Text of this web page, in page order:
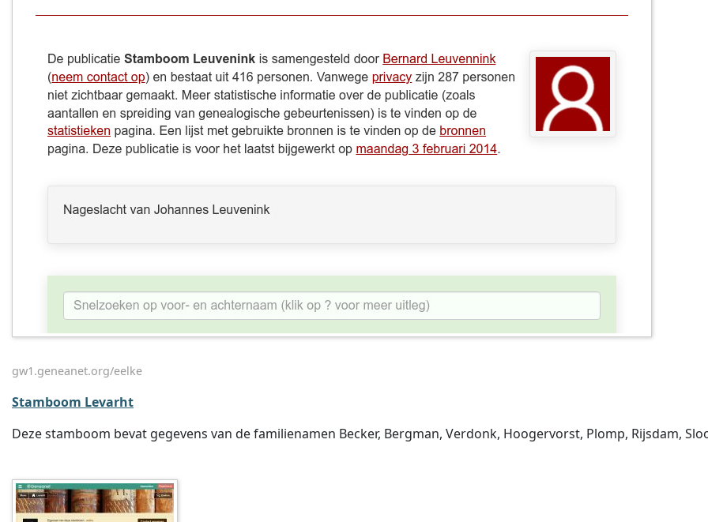
gw1.geneanet.org/eelke
Stamboom Levarht
Deze stamboom bevat gegevens van de familienamen Becker, Bergman, Verdonk, Hoogervorst, Plomp, Rijsdam,